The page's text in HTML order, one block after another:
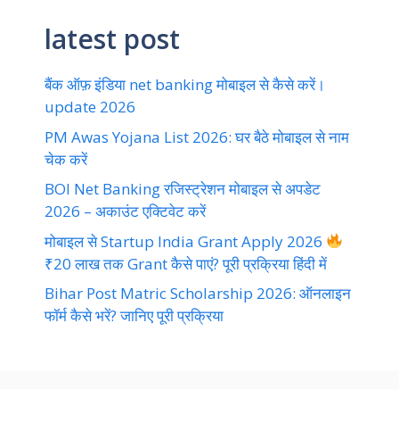
latest post
बैंक ऑफ़ इंडिया net banking मोबाइल से कैसे करें।
update 2026
PM Awas Yojana List 2026: घर बैठे मोबाइल से नाम
चेक करें
BOI Net Banking रजिस्ट्रेशन मोबाइल से अपडेट
2026 – अकाउंट एक्टिवेट करें
मोबाइल से Startup India Grant Apply 2026
₹20 लाख तक Grant कैसे पाएं? पूरी प्रक्रिया हिंदी में
Bihar Post Matric Scholarship 2026: ऑनलाइन
फॉर्म कैसे भरें? जानिए पूरी प्रक्रिया